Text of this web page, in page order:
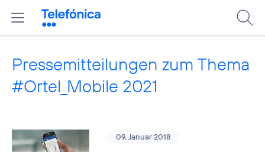
Pressemitteilungen zum Thema
#Ortel_Mobile 2021
09. Januar 2018